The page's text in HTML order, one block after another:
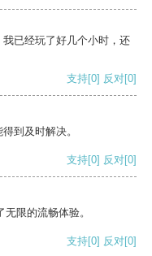
已经玩了好几个小时，还
支持[0] 反对[0]
到及时解决。
支持[0] 反对[0]
限的流畅体验。
支持[0] 反对[0]